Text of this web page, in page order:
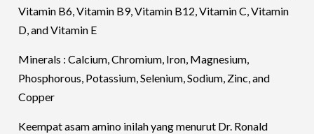
Vitamin B6, Vitamin B9, Vitamin B12, Vitamin C, Vitamin
D, and Vitamin E
Minerals : Calcium, Chromium, Iron, Magnesium,
Phosphorous, Potassium, Selenium, Sodium, Zinc, and
Copper
Keempat asam amino inilah yang menurut Dr. Ronald